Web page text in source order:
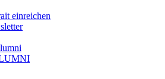
einreichen